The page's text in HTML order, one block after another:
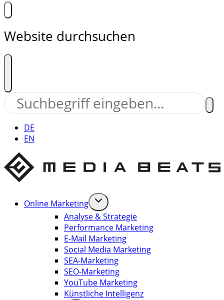
Website durchsuchen
DE
EN
Online Marketing
Analyse & Strategie
Performance Marketing
E-Mail Marketing
Social Media Marketing
SEA-Marketing
SEO-Marketing
YouTube Marketing
Künstliche Intelligenz